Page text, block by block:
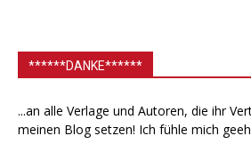
******DANKE******
...an alle Verlage und Autoren, die ihr
meinen Blog setzen! Ich fühle mich